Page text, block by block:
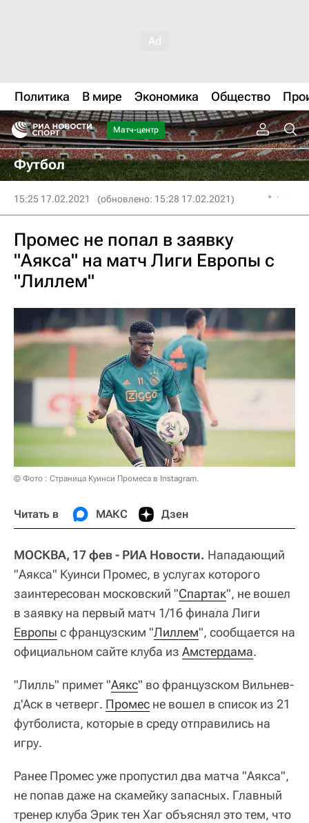
Политика В мире Экономика Общество
Матч-центр
Футбол
15:25 17.02.2021 (обновлено: 15:28 17.02.2021)
Промес не попал в заявку
"Аякса" на матч Лиги Европы с
"Лиллем"
© Фото : Страница Куинси Промеса в Instagram.
Читать в МАКС Дзен
МОСКВА, 17 фев - РИА Новости. Нападающий
"Аякса" Куинси Промес, в услугах которого
заинтересован московский "Спартак", не вошел
в заявку на первый матч 1/16 финала Лиги
Европы с французским "Лиллем", сообщается на
официальном сайте клуба из Амстердама.
"Лилль" примет "Аякс" во французском Вильнев-
д'Аск в четверг. Промес не вошел в список из 21
футболиста, которые в среду отправились на
игру.
Ранее Промес уже пропустил два матча "Аякса",
не попав даже на скамейку запасных. Главный
тренер клуба Эрик тен Хаг объяснял это тем, что